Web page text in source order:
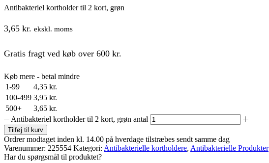
Antibakteriel kortholder til 2 kort, grøn
3,65 kr. ekskl. moms
Gratis fragt ved køb over 600 kr.
Køb mere - betal mindre
1-99
4,35 kr.
100-499 3,95 kr.
500+
3,65 kr.
Antibakteriel kortholder til 2 kort, grøn antal
Tilføj til kurv
Ordrer modtaget inden kl. 14.00 på hverdage tilstræbes sendt samme dag
Varenummer: 225554 Kategori: Antibakterielle kortholdere, Antibakterielle Produkter
Har du spørgsmål til produktet?